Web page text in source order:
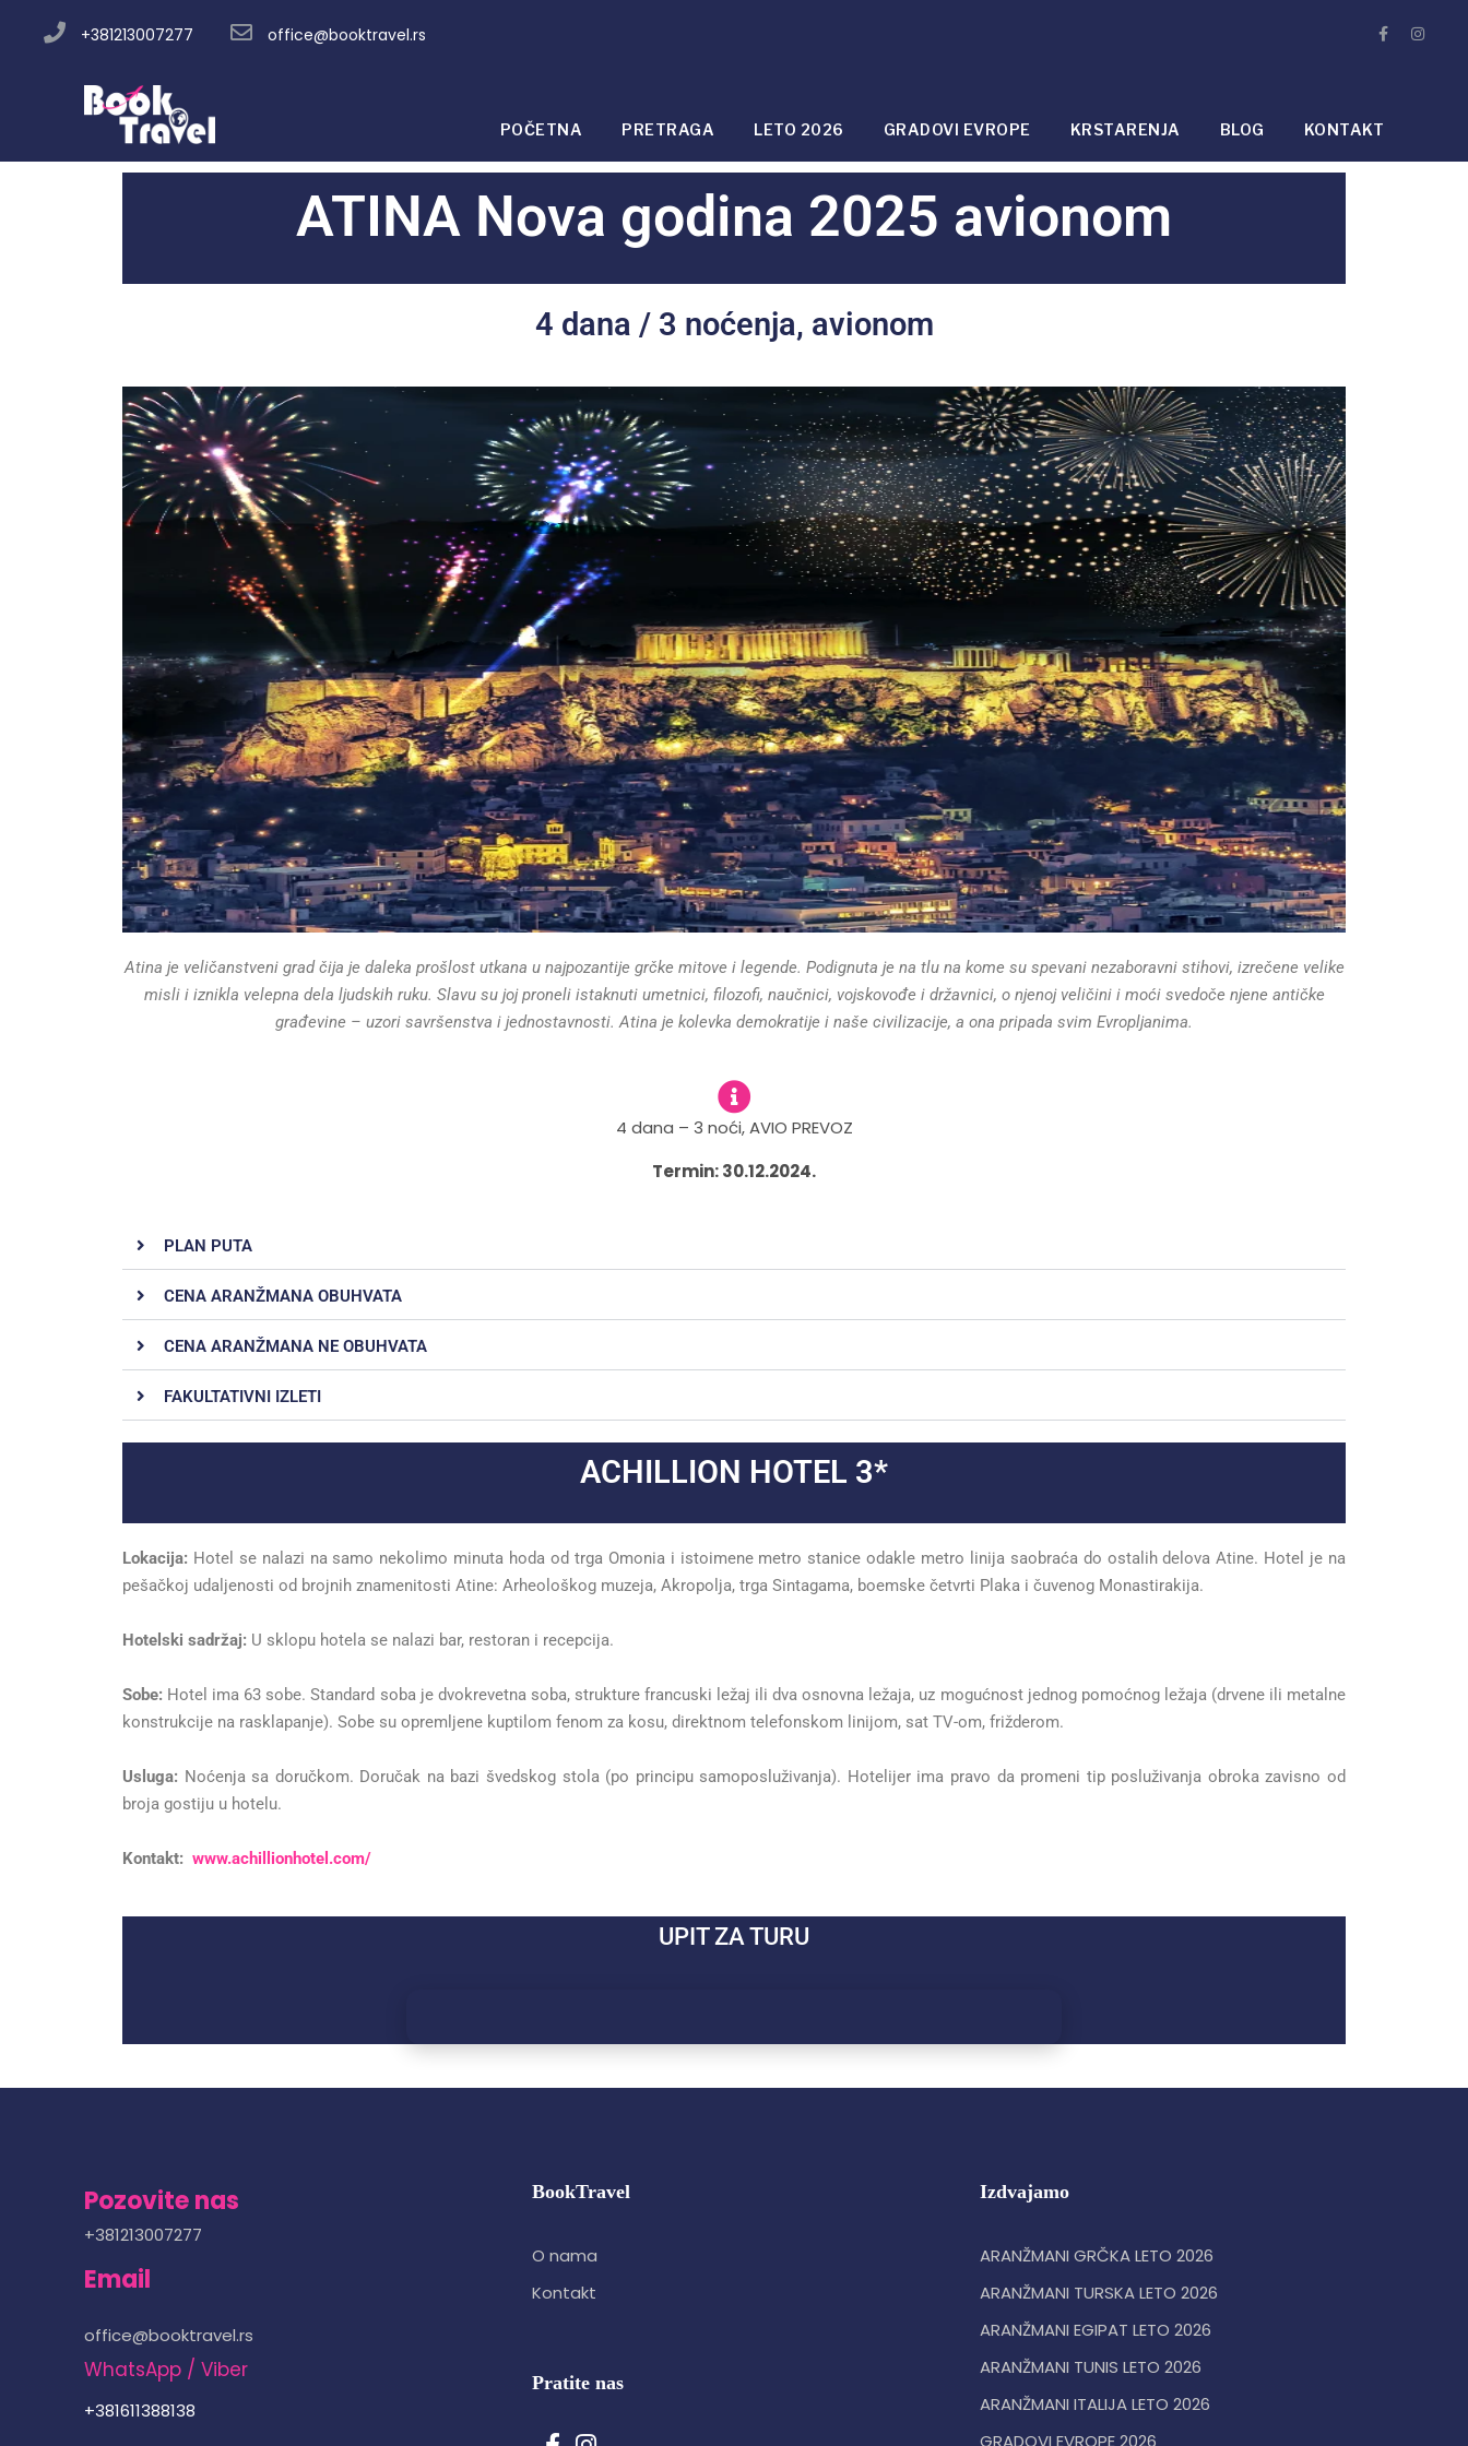
+381213007277 office@booktravel.rs
POČETNA PRETRAGA LETO 2026 GRADOVI EVROPE KRSTARENJA BLOG KONTAKT
ATINA Nova godina 2025 avionom
4 dana / 3 noćenja, avionom
Atina je veličanstveni grad čija je daleka prošlost utkana u najpozantije grčke mitove i legende. Podignuta je na tlu na kome su spevani nezaboravni stihovi, izrečene velike
misli i iznikla velepna dela ljudskih ruku. Slavu su joj proneli istaknuti umetnici, filozofi, naučnici, vojskovođe i državnici, o njenoj veličini i moći svedoče njene antičke
građevine – uzori savršenstva i jednostavnosti. Atina je kolevka demokratije i naše civilizacije, a ona pripada svim Evropljanima.
4 dana – 3 noći, AVIO PREVOZ
Termin: 30.12.2024.
PLAN PUTA
CENA ARANŽMANA OBUHVATA
CENA ARANŽMANA NE OBUHVATA
FAKULTATIVNI IZLETI
ACHILLION HOTEL 3*
Lokacija: Hotel se nalazi na samo nekolimo minuta hoda od trga Omonia i istoimene metro stanice odakle metro linija saobraća do ostalih delova Atine. Hotel je na
pešačkoj udaljenosti od brojnih znamenitosti Atine: Arheološkog muzeja, Akropolja, trga Sintagama, boemske četvrti Plaka i čuvenog Monastirakija.
Hotelski sadržaj: U sklopu hotela se nalazi bar, restoran i recepcija.
Sobe: Hotel ima 63 sobe. Standard soba je dvokrevetna soba, strukture francuski ležaj ili dva osnovna ležaja, uz mogućnost jednog pomoćnog ležaja (drvene ili metalne
konstrukcije na rasklapanje). Sobe su opremljene kuptilom fenom za kosu, direktnom telefonskom linijom, sat TV-om, frižderom.
Usluga: Noćenja sa doručkom. Doručak na bazi švedskog stola (po principu samoposluživanja). Hotelijer ima pravo da promeni tip posluživanja obroka zavisno od
broja gostiju u hotelu.
Kontakt: www.achillionhotel.com/
UPIT ZA TURU
Pozovite nas
+381213007277
Email
office@booktravel.rs
WhatsApp / Viber
+381611388138
BookTravel
O nama
Kontakt
Pratite nas
Izdvajamo
ARANŽMANI GRČKA LETO 2026
ARANŽMANI TURSKA LETO 2026
ARANŽMANI EGIPAT LETO 2026
ARANŽMANI TUNIS LETO 2026
ARANŽMANI ITALIJA LETO 2026